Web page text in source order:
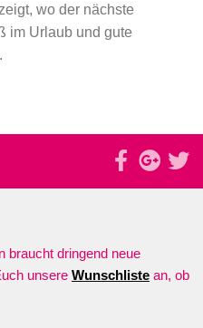
wo der nächste
im Urlaub und gute
braucht dringend neue
unsere Wunschliste an, ob